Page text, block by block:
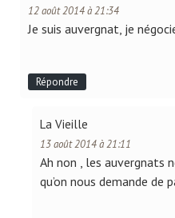
12 août 2014 à 21:34
Je suis auvergnat, je
Répondre
La Vieille
13 août 2014 à 21:11
Ah non , les auvergnats
qu’on nous demande de